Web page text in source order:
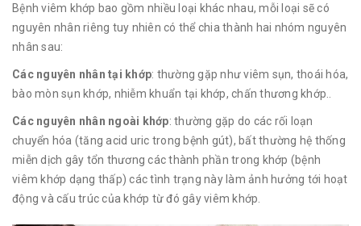
Bệnh viêm khớp bao gồm nhiều loại khác nhau, mỗi loại sẽ có
nguyên nhân riêng tuy nhiên có thể chia thành hai nhóm nguyên
nhân sau:
Các nguyên nhân tại khớp: thường gặp như viêm sụn, thoái hóa,
bào mòn sụn khớp, nhiễm khuẩn tại khớp, chấn thương khớp..
Các nguyên nhân ngoài khớp: thường gặp do các rối loạn
chuyển hóa (tăng acid uric trong bệnh gút), bất thường hệ thống
miễn dịch gây tổn thương các thành phần trong khớp (bệnh
viêm khớp dạng thấp) các tình trạng này làm ảnh hưởng tới hoạt
động và cấu trúc của khớp từ đó gây viêm khớp.